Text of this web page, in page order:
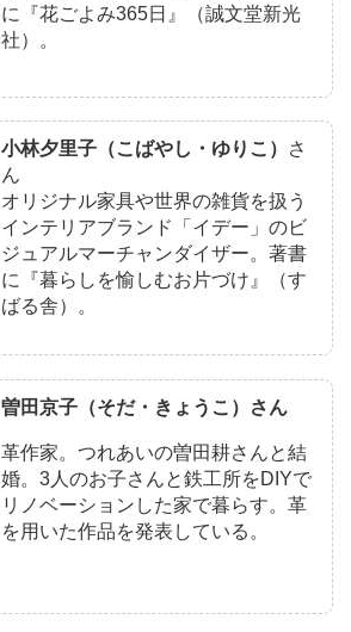
に『花ごよみ365日』（誠文堂新光
社）。
小林夕里子（こばやし・ゆりこ）
さ
ん
オリジナル家具や世界の雑貨を扱う
インテリアブランド「イデー」のビ
ジュアルマーチャンダイザー。著書
に『暮らしを愉しむお片づけ』（す
ばる舎）。
曽田京子（そだ・きょうこ）さん
革作家。つれあいの曽田耕さんと結
婚。3人のお子さんと鉄工所をDIYで
リノベーションした家で暮らす。革
を用いた作品を発表している。